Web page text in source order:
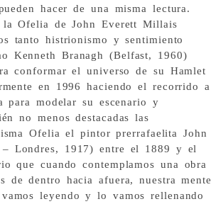
hacer de una misma lectura.
Ofelia de John Everett Millais
tanto histrionismo y sentimiento
Kenneth Branagh (Belfast, 1960)
conformar el universo de su Hamlet
en 1996 haciendo el recorrido a
modelar su escenario y
no menos destacadas las
Ofelia el pintor prerrafaelita John
– Londres, 1917) entre el 1889 y el
que cuando contemplamos una obra
de dentro hacia afuera, nuestra mente
leyendo y lo vamos rellenando